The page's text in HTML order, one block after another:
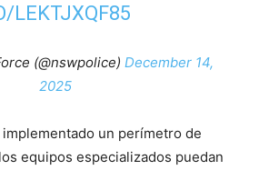
LEKTJXQF85
(@nswpolice) December 14,
2025
un perímetro de
equipos especializados puedan